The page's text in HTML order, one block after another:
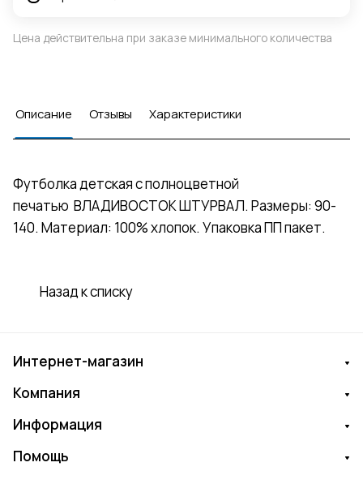
Цена действительна при заказе минимального количества
Описание Отзывы Характеристики
Футболка детская с полноцветной
печатью ВЛАДИВОСТОК ШТУРВАЛ. Размеры: 90-
140. Материал: 100% хлопок. Упаковка ПП пакет.
Назад к списку
Интернет-магазин
Компания
Информация
Помощь